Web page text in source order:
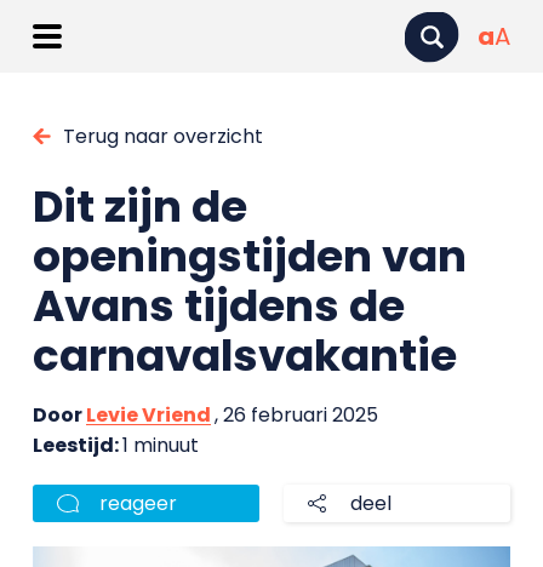
aA
Terug naar overzicht
Dit zijn de
openingstijden van
Avans tijdens de
carnavalsvakantie
DoorLevie Vriend, 26 februari 2025
Leestijd:1 minuut
reageer deel